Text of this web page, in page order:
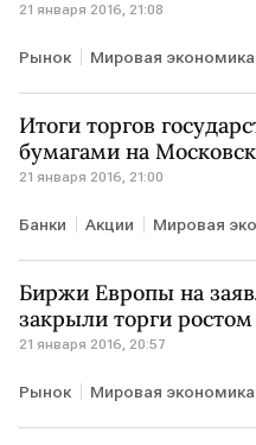
21 января 2016, 21:08
Рынок Мировая экономика
Итоги торгов
бумагами на
21 января 2016, 21:00
Банки Акции Мировая
Биржи Европы на
закрыли торги
21 января 2016, 20:57
Рынок Мировая экономика